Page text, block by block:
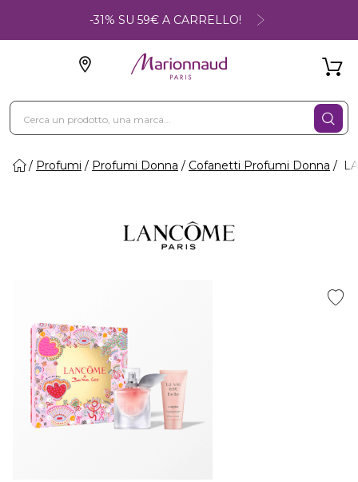
-31% SU 59€ A CARRELLO!
Profumi Profumi Donna Cofanetti Profumi Donna